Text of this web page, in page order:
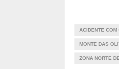
ACIDENTE COM
MONTE DAS
ZONA NORTE